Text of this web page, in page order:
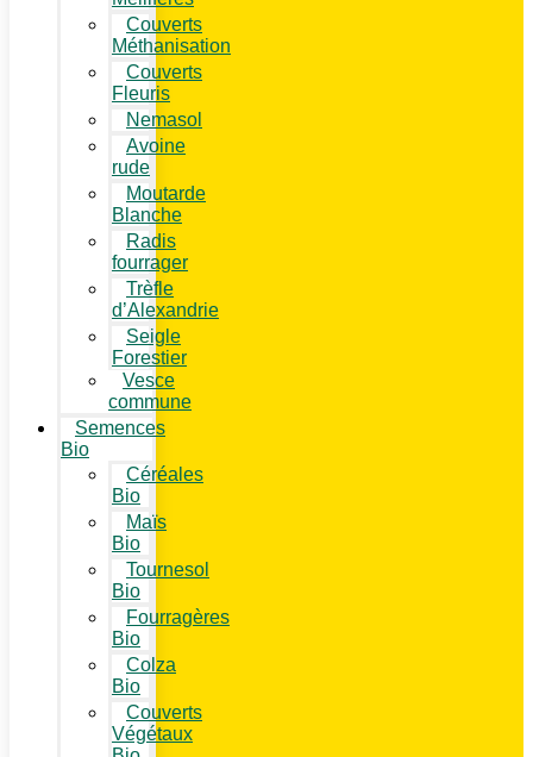
Couverts
Méthanisation
Couverts
Fleuris
Nemasol
Avoine
rude
Moutarde
Blanche
Radis
fourrager
Trèfle
d’Alexandrie
Seigle
Forestier
Vesce
commune
Semences
Bio
Céréales
Bio
Maïs
Bio
Tournesol
Bio
Fourragères
Bio
Colza
Bio
Couverts
Végétaux